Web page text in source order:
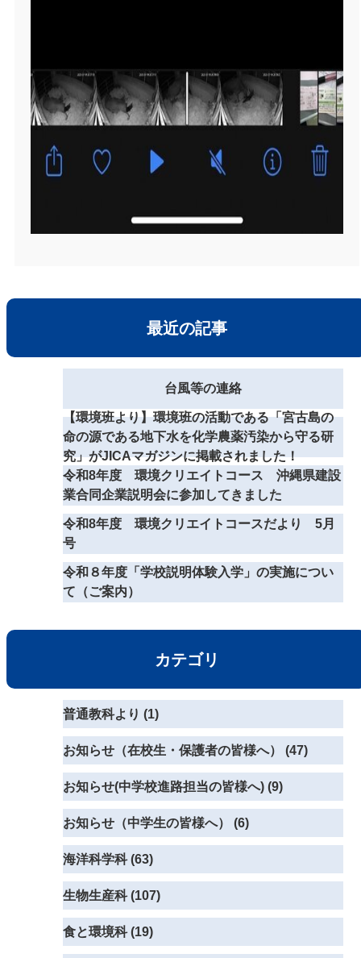
最近の記事
台風等の連絡
【環境班より】環境班の活動である「宮古島の
命の源である地下水を化学農薬汚染から守る研
究」がJICAマガジンに掲載されました！
令和8年度 環境クリエイトコース 沖縄県建設
業合同企業説明会に参加してきました
令和8年度 環境クリエイトコースだより 5月
号
令和８年度「学校説明体験入学」の実施につい
て（ご案内）
カテゴリ
普通教科より (1)
お知らせ（在校生・保護者の皆様へ） (47)
お知らせ(中学校進路担当の皆様へ) (9)
お知らせ（中学生の皆様へ） (6)
海洋科学科 (63)
生物生産科 (107)
食と環境科 (19)